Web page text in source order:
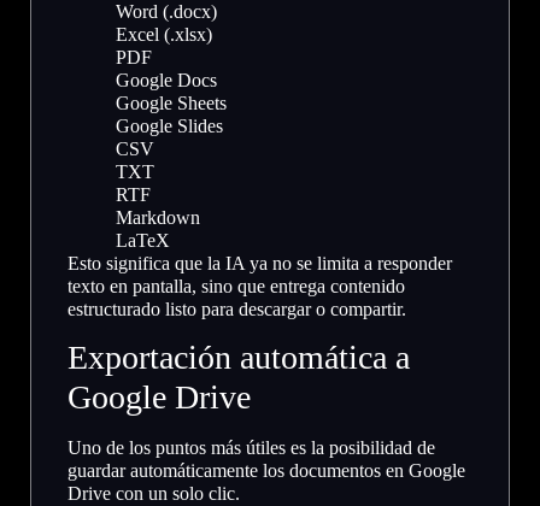
Word (.docx)
Excel (.xlsx)
PDF
Google Docs
Google Sheets
Google Slides
CSV
TXT
RTF
Markdown
LaTeX
Esto significa que la IA ya no se limita a responder
texto en pantalla, sino que entrega contenido
estructurado listo para descargar o compartir.
Exportación automática a
Google Drive
Uno de los puntos más útiles es la posibilidad de
guardar automáticamente los documentos en Google
Drive con un solo clic.